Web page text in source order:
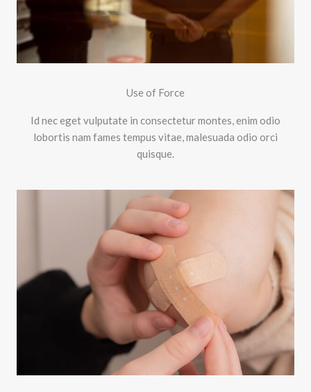
Use of Force
Id nec eget vulputate in consectetur montes, enim odio
lobortis nam fames tempus vitae, malesuada odio orci
quisque.